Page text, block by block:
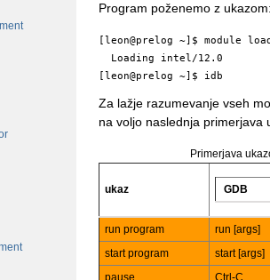
Program poženemo z
[leon@prelog ~]$ module
  Loading intel/12.0
Za lažje razumevanje vseh
na voljo naslednja primerjava
ukaz GDB
Primerjava
run program
run [args]
start program
start [args]
pause
Ctrl-C